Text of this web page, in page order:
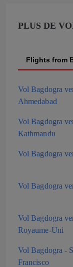
PLUS DE
Flights from
Vol Bagdogra
Ahmedabad
Vol Bagdogra
Kathmandu
Vol Bagdogra
Vol Bagdogra
Vol Bagdogra
Royaume-Uni
Vol Bagdogra -
Francisco